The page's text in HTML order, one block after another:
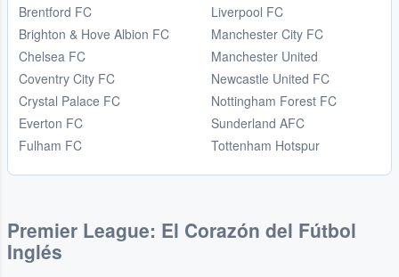
Brentford FC
Brighton & Hove Albion FC
Chelsea FC
Coventry City FC
Crystal Palace FC
Everton FC
Fulham FC
Liverpool FC
Manchester City FC
Manchester United
Newcastle United FC
Nottingham Forest FC
Sunderland AFC
Tottenham Hotspur
Premier League: El Corazón del Fútbol
Inglés